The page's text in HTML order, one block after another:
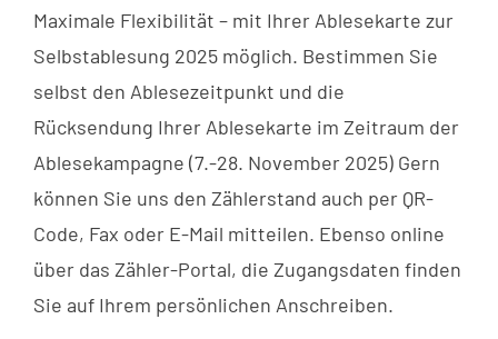
Maximale Flexibilität – mit Ihrer Ablesekarte zur
Selbstablesung 2025 möglich. Bestimmen Sie
selbst den Ablesezeitpunkt und die
Rücksendung Ihrer Ablesekarte im Zeitraum der
Ablesekampagne (7.-28. November 2025) Gern
können Sie uns den Zählerstand auch per QR-
Code, Fax oder E-Mail mitteilen. Ebenso online
über das Zähler-Portal, die Zugangsdaten finden
Sie auf Ihrem persönlichen Anschreiben.